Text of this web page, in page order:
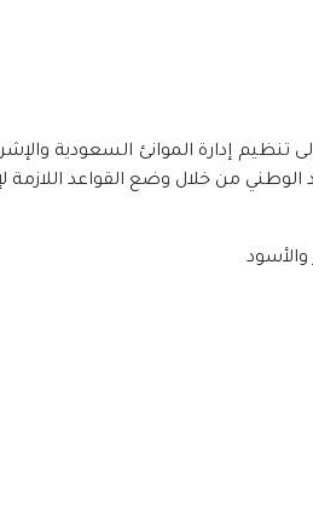
للموانئ في عام 1976م، وتهدف إلى تنظيم
من خلال وضع القواعد اللازمة